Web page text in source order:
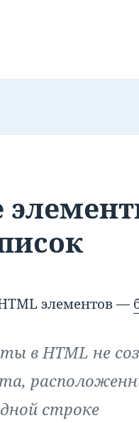
элементов —
в HTML не
строке